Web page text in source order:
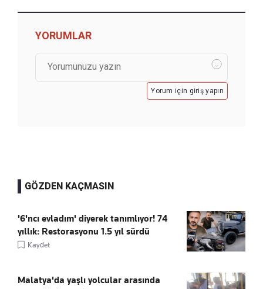
YORUMLAR
Yorum için giriş yapın
GÖZDEN KAÇMASIN
'6'ncı evladım' diyerek tanımlıyor! 74
yıllık: Restorasyonu 1.5 yıl sürdü
Kaydet
Malatya'da yaşlı yolcular arasında